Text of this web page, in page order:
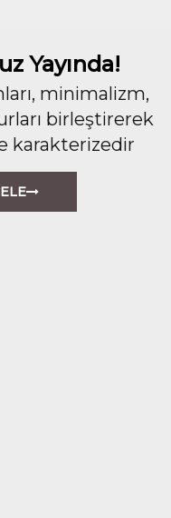
Yayında!
minimalizm,
birleştirerek
karakterizedir